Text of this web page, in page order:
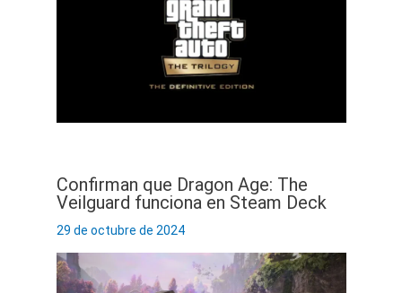
Confirman que Dragon Age: The
Veilguard funciona en Steam Deck
29 de octubre de 2024